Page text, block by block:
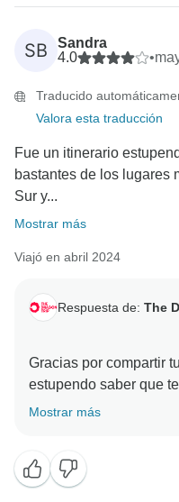
SB
Sandra
4.0
•
Traducido
Valora esta traducción
Fue un itinerario
bastantes de los lugares
Sur y...
Mostrar más
Viajó en abril 2024
Respuesta de: The
Gracias por compartir
estupendo saber que
apreciaste la
divertidas y que
Tomaremos nota de
Mostrar más